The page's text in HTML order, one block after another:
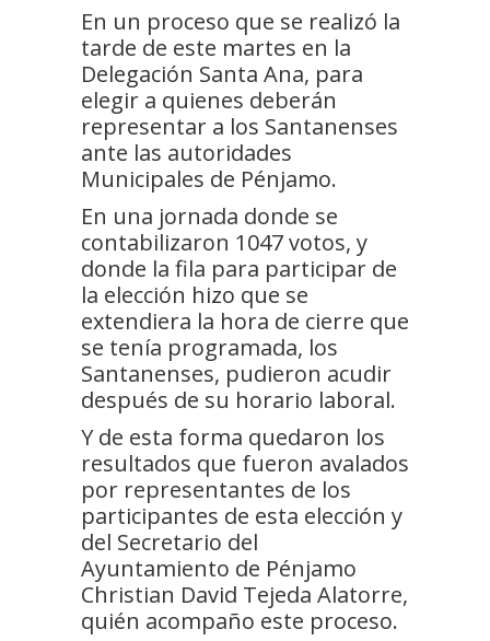
En un proceso que se realizó la
tarde de este martes en la
Delegación Santa Ana, para
elegir a quienes deberán
representar a los Santanenses
ante las autoridades
Municipales de Pénjamo.
En una jornada donde se
contabilizaron 1047 votos, y
donde la fila para participar de
la elección hizo que se
extendiera la hora de cierre que
se tenía programada, los
Santanenses, pudieron acudir
después de su horario laboral.
Y de esta forma quedaron los
resultados que fueron avalados
por representantes de los
participantes de esta elección y
del Secretario del
Ayuntamiento de Pénjamo
Christian David Tejeda Alatorre,
quién acompaño este proceso.